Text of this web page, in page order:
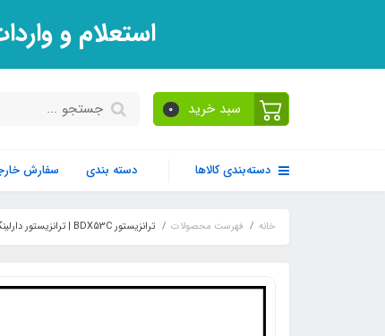
استعلام و
سبد خرید 0
دسته‌بندی کالاها دسته بندی سفارش
خانه فهرست محصولات ترانزیستور BDX53C | ترانزیستور دارلینگتون قدرت با جریان بالا